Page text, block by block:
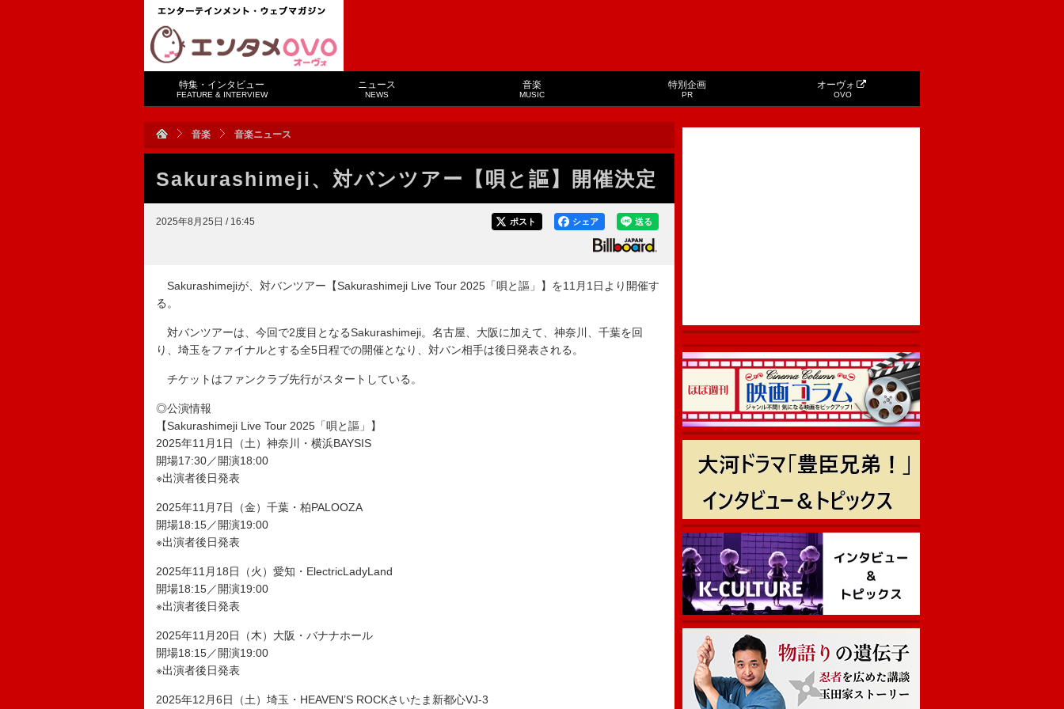
特集・インタビュー
FEATURE & INTERVIEW
ニュース
NEWS
音楽
MUSIC
特別企画
PR
オーヴォ
OVO
音楽 音楽ニュース
Sakurashimeji、対バンツアー【唄と謳】開催決定
2025年8月25日 / 16:45 送る
シェア
ポスト
Sakurashimejiが、対バンツアー【Sakurashimeji Live Tour 2025「唄と謳」】を11月1日より開催す
る。
対バンツアーは、今回で2度目となるSakurashimeji。名古屋、大阪に加えて、神奈川、千葉を回
り、埼玉をファイナルとする全5日程での開催となり、対バン相手は後日発表される。
チケットはファンクラブ先行がスタートしている。
◎公演情報
【Sakurashimeji Live Tour 2025「唄と謳」】
2025年11月1日（土）神奈川・横浜BAYSIS
開場17:30／開演18:00
※出演者後日発表
2025年11月7日（金）千葉・柏PALOOZA
開場18:15／開演19:00
※出演者後日発表
2025年11月18日（火）愛知・ElectricLadyLand
開場18:15／開演19:00
※出演者後日発表
2025年11月20日（木）大阪・バナナホール
開場18:15／開演19:00
※出演者後日発表
2025年12月6日（土）埼玉・HEAVEN’S ROCKさいたま新都心VJ-3